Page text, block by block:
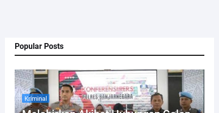
Popular Posts
Kriminal